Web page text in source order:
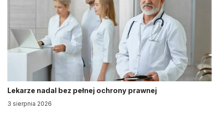
Lekarze nadal bez pełnej ochrony prawnej
3 sierpnia 2026